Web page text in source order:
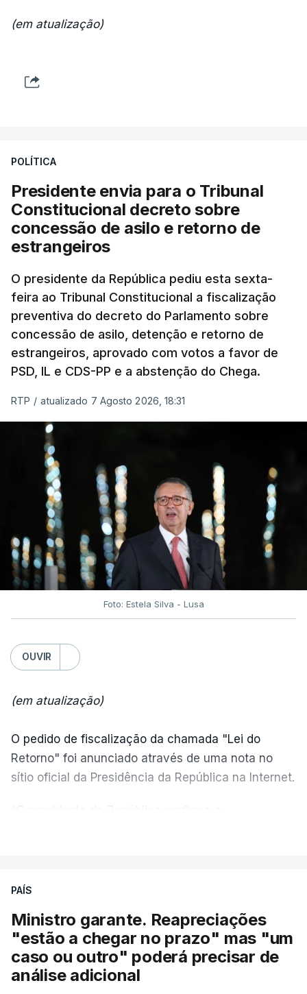
(em atualização)
POLÍTICA
Presidente envia para o Tribunal
Constitucional decreto sobre
concessão de asilo e retorno de
estrangeiros
O presidente da República pediu esta sexta-
feira ao Tribunal Constitucional a fiscalização
preventiva do decreto do Parlamento sobre
concessão de asilo, detenção e retorno de
estrangeiros, aprovado com votos a favor de
PSD, IL e CDS-PP e a abstenção do Chega.
RTP / atualizado 7 Agosto 2026, 18:31
Foto: Estela Silva - Lusa
OUVIR
(em atualização)
O pedido de fiscalização da chamada "Lei do
Retorno" foi anunciado através de uma nota no
sítio oficial da Presidência da República na Internet.
quadro de cooperação entre os Estados europeus
nota.
“Por outro lado, o presidente da República reitera
que a segurança das nossas fronteiras não é
PAÍS
Ministro garante. Reapreciações
"estão a chegar no prazo" mas "um
caso ou outro" poderá precisar de
análise adicional